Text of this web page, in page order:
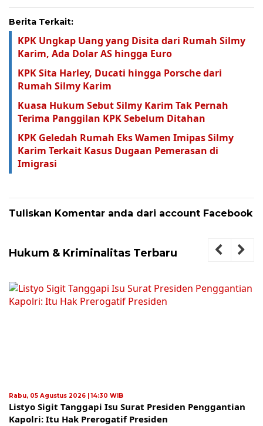
Berita Terkait:
KPK Ungkap Uang yang Disita dari Rumah Silmy
Karim, Ada Dolar AS hingga Euro
KPK Sita Harley, Ducati hingga Porsche dari
Rumah Silmy Karim
Kuasa Hukum Sebut Silmy Karim Tak Pernah
Terima Panggilan KPK Sebelum Ditahan
KPK Geledah Rumah Eks Wamen Imipas Silmy
Karim Terkait Kasus Dugaan Pemerasan di
Imigrasi
Tuliskan Komentar anda dari account Facebook
Hukum & Kriminalitas Terbaru
Rabu, 05 Agustus 2026 | 14:30 WIB
Listyo Sigit Tanggapi Isu Surat Presiden Penggantian
Kapolri: Itu Hak Prerogatif Presiden